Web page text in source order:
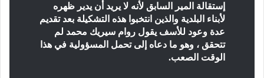
إستقالة المير السابق لأنه لا يريد أن يدير ظهره
لأبناء البلدية والذين انتخبوا هذه التشكيلة بعد تقديم
عدة وعود للأسف يقول روام سيريك محمد لم
تتحقق ، وهو ما دعاه إلى تحمل المسؤولية في هذا
الوقت الصعب.